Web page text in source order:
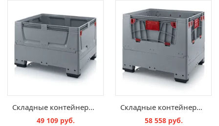
Складные контейнеры Bigbox закрытые KSG 1210
49 109 руб.
Складные контейнеры Bigbox с четырьмя откидывающимися стенками KLK 1210
58 558 руб.